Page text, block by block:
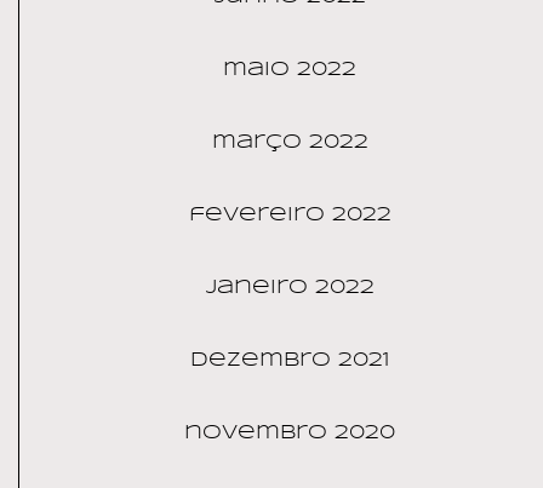
maio 2022
março 2022
fevereiro 2022
janeiro 2022
dezembro 2021
novembro 2020